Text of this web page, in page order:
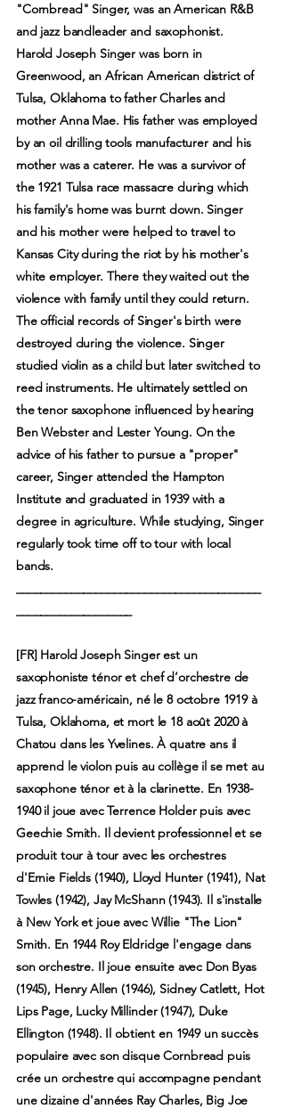
"Cornbread" Singer, was an American R&B
and jazz bandleader and saxophonist.
Harold Joseph Singer was born in
Greenwood, an African American district of
Tulsa, Oklahoma to father Charles and
mother Anna Mae. His father was employed
by an oil drilling tools manufacturer and his
mother was a caterer. He was a survivor of
the 1921 Tulsa race massacre during which
his family's home was burnt down. Singer
and his mother were helped to travel to
Kansas City during the riot by his mother's
white employer. There they waited out the
violence with family until they could return.
The official records of Singer's birth were
destroyed during the violence. Singer
studied violin as a child but later switched to
reed instruments. He ultimately settled on
the tenor saxophone influenced by hearing
Ben Webster and Lester Young. On the
advice of his father to pursue a "proper"
career, Singer attended the Hampton
Institute and graduated in 1939 with a
degree in agriculture. While studying, Singer
regularly took time off to tour with local
bands.
[FR] Harold Joseph Singer est un
saxophoniste ténor et chef d’orchestre de
jazz franco-américain, né le 8 octobre 1919 à
Tulsa, Oklahoma, et mort le 18 août 2020 à
Chatou dans les Yvelines. À quatre ans il
apprend le violon puis au collège il se met au
saxophone ténor et à la clarinette. En 1938-
1940 il joue avec Terrence Holder puis avec
Geechie Smith. Il devient professionnel et se
produit tour à tour avec les orchestres
d'Ernie Fields (1940), Lloyd Hunter (1941), Nat
Towles (1942), Jay McShann (1943). Il s'installe
à New York et joue avec Willie "The Lion"
Smith. En 1944 Roy Eldridge l'engage dans
son orchestre. Il joue ensuite avec Don Byas
(1945), Henry Allen (1946), Sidney Catlett, Hot
Lips Page, Lucky Millinder (1947), Duke
Ellington (1948). Il obtient en 1949 un succès
populaire avec son disque Cornbread puis
crée un orchestre qui accompagne pendant
une dizaine d'années Ray Charles, Big Joe